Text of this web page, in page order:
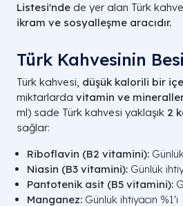
Listesi'nde de yer alan Türk
ikram ve sosyalleşme aracıdır.
Türk Kahvesinin
Türk kahvesi, düşük kalorili bir
miktarlarda vitamin ve
ml) sade Türk kahvesi yaklaşık 2
sağlar:
Riboflavin (B2 vitamini):
Niasin (B3 vitamini): Günlük
Pantotenik asit (B5 vitamini):
Manganez: Günlük ihtiyacın %1'i